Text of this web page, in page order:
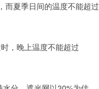
夏季日间的温度不能超过
，晚上温度不能超过